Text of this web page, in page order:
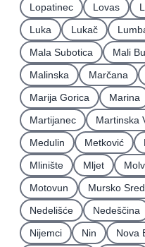
Lopatinec
Lovas
Luka
Lukač
Mala Subotica
Mali
Malinska
Marčana
Marija Gorica
Marina
Martijanec
Martinska
Medulin
Metković
Mlinište
Mljet
Motovun
Mursko
Nedelišće
Nedeščina
Nijemci
Nin Nova